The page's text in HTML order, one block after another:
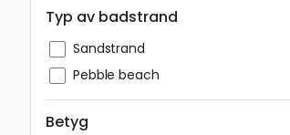
Typ av badstrand
Sandstrand
Pebble beach
Betyg